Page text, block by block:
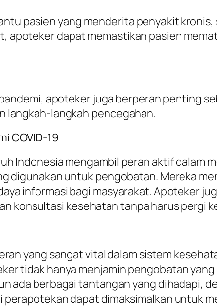
pasien yang menderita penyakit
apoteker dapat memastikan pasien
apoteker juga berperan penting
langkah-langkah pencegahan.
COVID-19
Indonesia mengambil peran aktif dalam
digunakan untuk pengobatan. Mereka
informasi bagi masyarakat. Apoteker
konsultasi kesehatan tanpa harus pergi
yang sangat vital dalam sistem
tidak hanya menjamin pengobatan
ada berbagai tantangan yang dihadapi,
dapat dimaksimalkan untuk